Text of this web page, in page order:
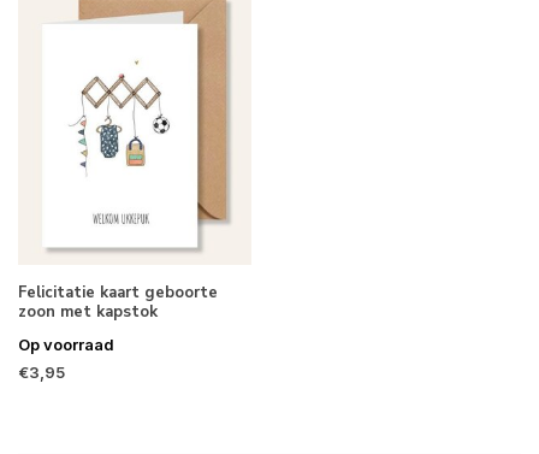
Felicitatie kaart geboorte
zoon met kapstok
Op voorraad
€3,95